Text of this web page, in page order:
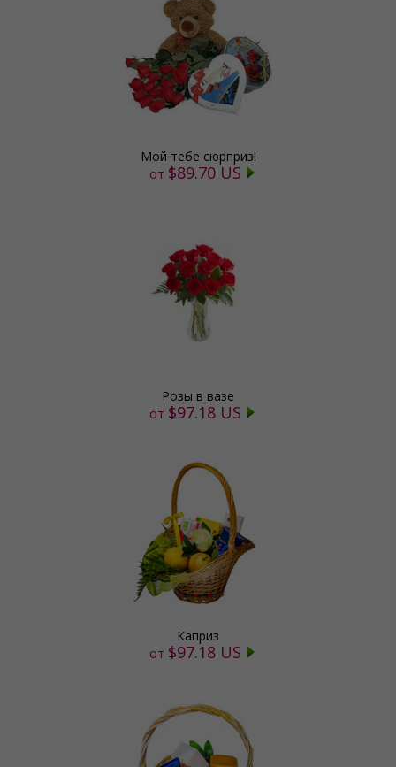
Мой тебе сюрприз!
от $89.70 US
Розы в вазе
от $97.18 US
Каприз
от $97.18 US